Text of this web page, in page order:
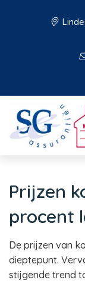
Prijzen
procent
De prijzen van
dieptepunt.
stijgende trend